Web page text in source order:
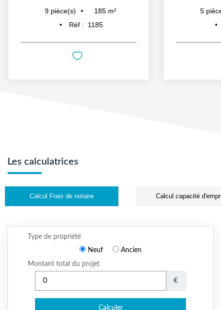
9 pièce(s) 185 m²
Réf :
1185
5
Les calculatrices
Calcul Frais de notaire Calcul capacité